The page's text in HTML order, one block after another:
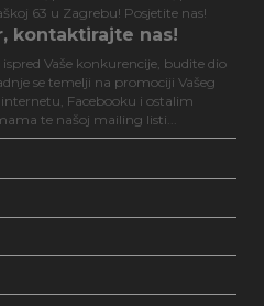
63 u Zagrebu! Posjetite nas!
kontaktirajte nas!
Vaše konkurencije, budite dio
se temelji na promociji Vašeg
Facebooku i ostalim
te našoj mailing listi...